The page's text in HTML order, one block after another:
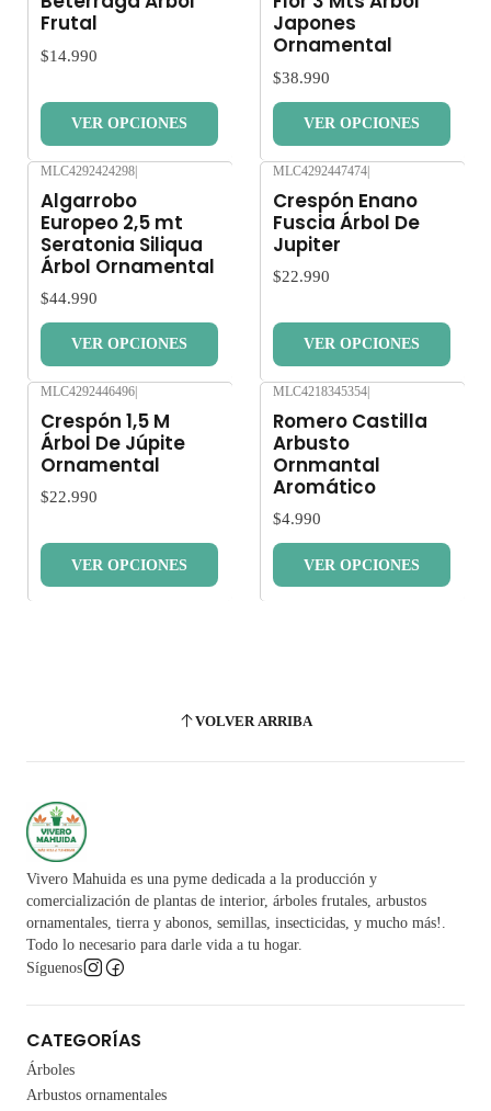
Frutal
$14.990
VER OPCIONES
Japones
Ornamental
$38.990
VER OPCIONES
MLC4292424298|
Algarrobo
Europeo 2,5 mt
Seratonia Siliqua
Árbol Ornamental
$44.990
VER OPCIONES
MLC4292447474|
Crespón Enano
Fuscia Árbol De
Jupiter
$22.990
VER OPCIONES
MLC4292446496|
Crespón 1,5 M
Árbol De Júpite
Ornamental
$22.990
VER OPCIONES
MLC4218345354|
Romero Castilla
Arbusto
Ornmantal
Aromático
$4.990
VER OPCIONES
VOLVER ARRIBA
Vivero Mahuida es una pyme dedicada a la producción y
comercialización de plantas de interior, árboles frutales, arbustos
ornamentales, tierra y abonos, semillas, insecticidas, y mucho más!.
Todo lo necesario para darle vida a tu hogar.
Síguenos
CATEGORÍAS
Árboles
Arbustos ornamentales